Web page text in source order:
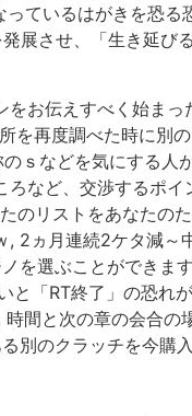
ているはがきを恐
させ、「生き延び
お伝えすべく始ま
再度調べた時に別
ｓなどを気にする
など、交渉するポ
のリストをあなた
2ヵ月連続2ケタ減
を選ぶことができ
RT終了」の恐れ
間と次の章の会合
別のクラッチを今購